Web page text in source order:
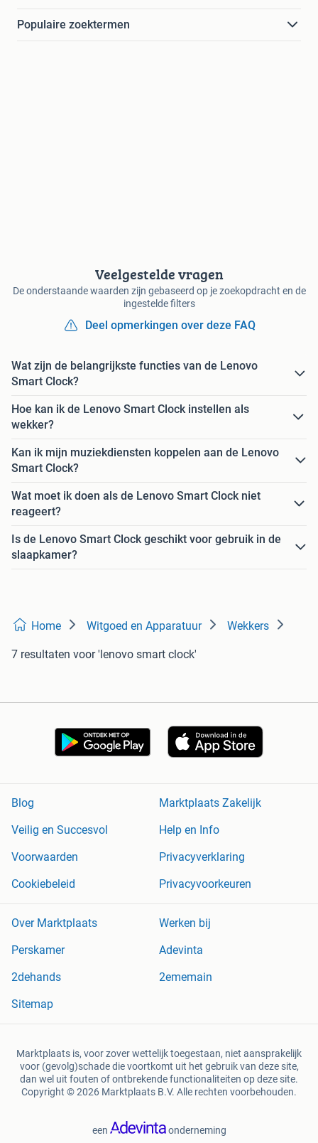
Populaire zoektermen
Veelgestelde vragen
De onderstaande waarden zijn gebaseerd op je zoekopdracht en de
ingestelde filters
Deel opmerkingen over deze FAQ
Wat zijn de belangrijkste functies van de Lenovo
Smart Clock?
Hoe kan ik de Lenovo Smart Clock instellen als
wekker?
Kan ik mijn muziekdiensten koppelen aan de Lenovo
Smart Clock?
Wat moet ik doen als de Lenovo Smart Clock niet
reageert?
Is de Lenovo Smart Clock geschikt voor gebruik in de
slaapkamer?
Home Witgoed en Apparatuur Wekkers
7 resultaten voor 'lenovo smart clock'
Blog
Marktplaats Zakelijk
Veilig en Succesvol
Help en Info
Voorwaarden
Privacyverklaring
Cookiebeleid
Privacyvoorkeuren
Over Marktplaats
Werken bij
Perskamer
Adevinta
2dehands
2ememain
Sitemap
Marktplaats is, voor zover wettelijk toegestaan, niet aansprakelijk
voor (gevolg)schade die voortkomt uit het gebruik van deze site,
dan wel uit fouten of ontbrekende functionaliteiten op deze site.
Copyright © 2026 Marktplaats B.V. Alle rechten voorbehouden.
een onderneming